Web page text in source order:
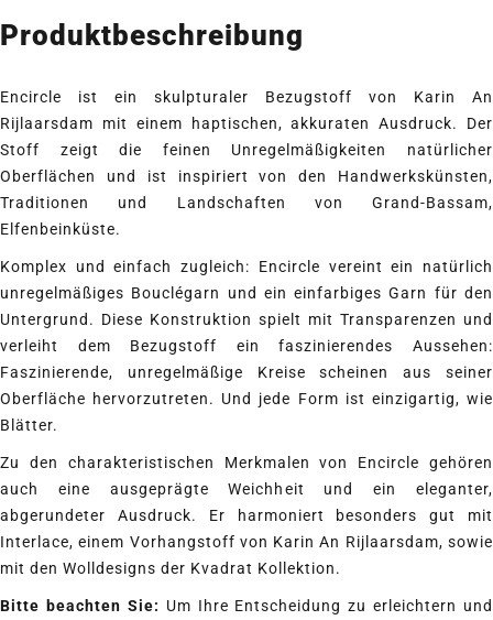
Produktbeschreibung
Encircle ist ein skulpturaler Bezugstoff von Karin An
Rijlaarsdam mit einem haptischen, akkuraten Ausdruck. Der
Stoff zeigt die feinen Unregelmäßigkeiten natürlicher
Oberflächen und ist inspiriert von den Handwerkskünsten,
Traditionen und Landschaften von Grand-Bassam,
Elfenbeinküste.
Komplex und einfach zugleich: Encircle vereint ein natürlich
unregelmäßiges Bouclégarn und ein einfarbiges Garn für den
Untergrund. Diese Konstruktion spielt mit Transparenzen und
verleiht dem Bezugstoff ein faszinierendes Aussehen:
Faszinierende, unregelmäßige Kreise scheinen aus seiner
Oberfläche hervorzutreten. Und jede Form ist einzigartig, wie
Blätter.
Zu den charakteristischen Merkmalen von Encircle gehören
auch eine ausgeprägte Weichheit und ein eleganter,
abgerundeter Ausdruck. Er harmoniert besonders gut mit
Interlace, einem Vorhangstoff von Karin An Rijlaarsdam, sowie
mit den Wolldesigns der Kvadrat Kollektion.
Bitte beachten Sie: Um Ihre Entscheidung zu erleichtern und